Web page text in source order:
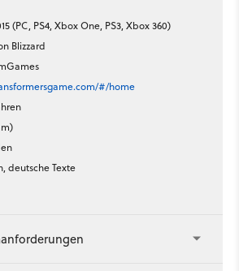
(PC, PS4, Xbox One, PS3, Xbox 360)
Blizzard
#/home
deutsche Texte